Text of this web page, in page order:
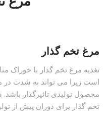
مرغ تخم گذار
تغذیه مرغ تخم گذار با خوراک
است زیرا می تواند به شدت در
محصول تولیدی تاثیرگذار
تخم گذار برای دوران پیش از